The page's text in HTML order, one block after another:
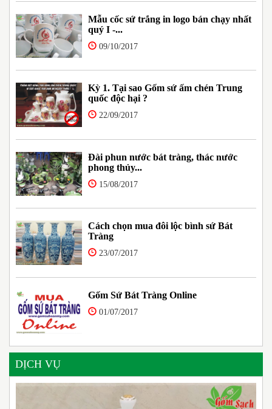
Mẫu cốc sứ trắng in logo bán chạy nhất
quý I -...
09/10/2017
Kỳ 1. Tại sao Gốm sứ ấm chén Trung
quốc độc hại ?
22/09/2017
Đài phun nước bát tràng, thác nước
phong thủy...
15/08/2017
Cách chọn mua đôi lộc bình sứ Bát
Tràng
23/07/2017
Gốm Sứ Bát Tràng Online
01/07/2017
DỊCH VỤ